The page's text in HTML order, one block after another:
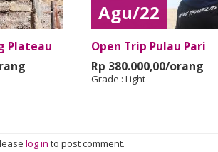
Plateau
Agu/22
Open Trip Pulau Pari
Rp 380.000,00/orang
Grade : Light
log in to post comment.